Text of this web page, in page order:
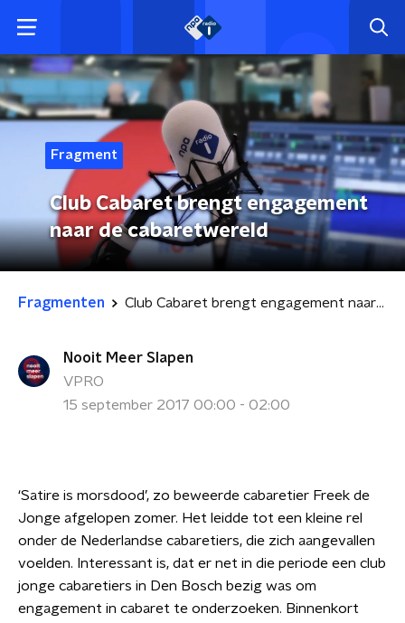
Fragment
Club Cabaret brengt engagement
naar de cabaretwereld
Fragmenten Club Cabaret brengt engagement naar de cabaretwereld
Nooit Meer Slapen
VPRO
15 september 2017 00:00 - 02:00
‘Satire is morsdood’, zo beweerde cabaretier Freek de
Jonge afgelopen zomer. Het leidde tot een kleine rel
onder de Nederlandse cabaretiers, die zich aangevallen
voelden. Interessant is, dat er net in die periode een club
jonge cabaretiers in Den Bosch bezig was om
engagement in cabaret te onderzoeken. Binnenkort